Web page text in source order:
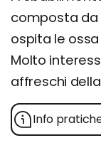
composta da
ospita le
Molto
affreschi
Info